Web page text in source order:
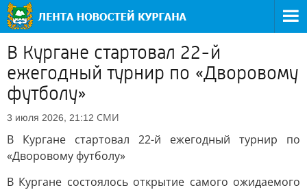
В Кургане стартовал 22-й
ежегодный турнир по «Дворовому
футболу»
3 июля 2026, 21:12 СМИ
В Кургане стартовал 22-й ежегодный турнир по
«Дворовому футболу»
В Кургане состоялось открытие самого ожидаемого